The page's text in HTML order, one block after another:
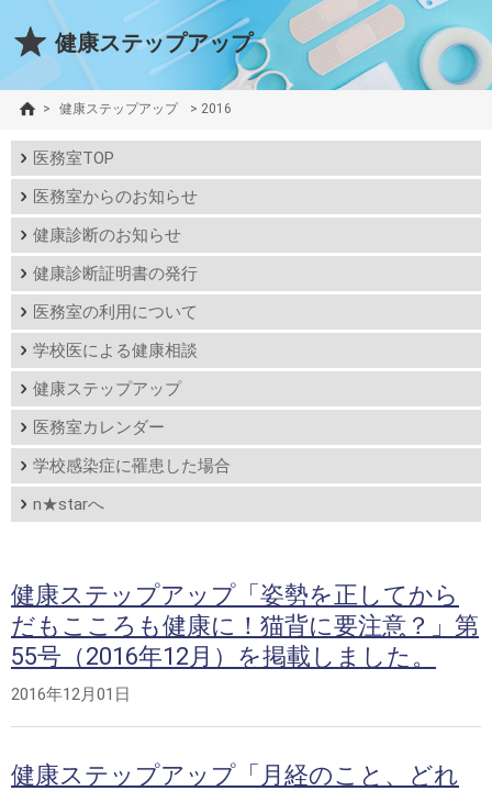
健康ステップアップ
> 健康ステップアップ > 2016
医務室TOP
医務室からのお知らせ
健康診断のお知らせ
健康診断証明書の発行
医務室の利用について
学校医による健康相談
健康ステップアップ
医務室カレンダー
学校感染症に罹患した場合
n★starへ
健康ステップアップ「姿勢を正してから
だもこころも健康に！猫背に要注意？」第
55号（2016年12月）を掲載しました。
2016年12月01日
健康ステップアップ「月経のこと、どれ